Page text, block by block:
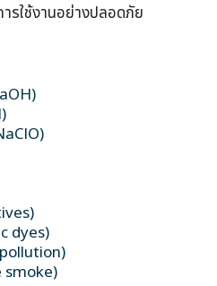
รใช้งานอย่างปลอดภัย
dyes)
smoke)